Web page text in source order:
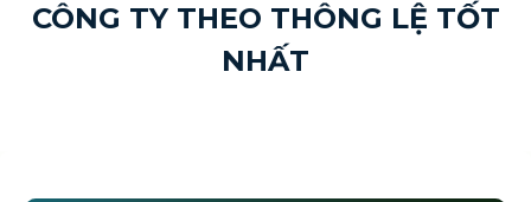
CÔNG TY THEO THÔNG LỆ TỐT
NHẤT